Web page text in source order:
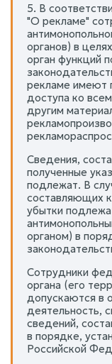
5. В
"О рекламе"
органов) в
орган функций
рекламе имеют
доступа ко
другим
Сведения,
полученные
подлежат. В
составляющих
убытки
органом) в
Сотрудники
органа (его
допускаются в
деятельность,
сведений,
в порядке,
Российской